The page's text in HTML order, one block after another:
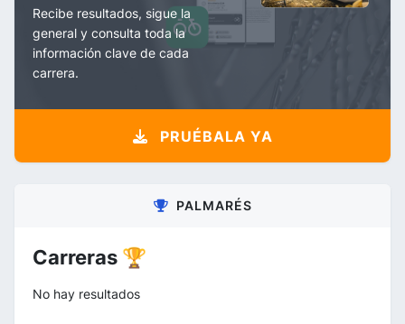
Recibe resultados, sigue la
general y consulta toda la
información clave de cada
carrera.
PRUÉBALA YA
PALMARÉS
Carreras 🏆
No hay resultados